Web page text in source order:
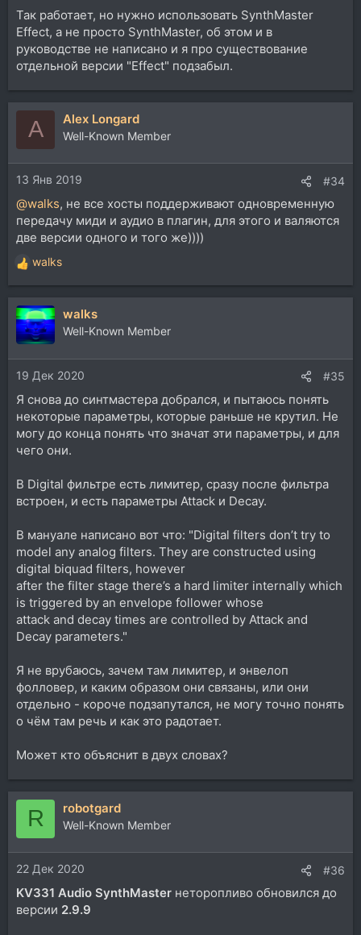
Так работает, но нужно использовать SynthMaster
Effect, а не просто SynthMaster, об этом и в
руководстве не написано и я про существование
отдельной версии "Effect" подзабыл.
A Alex Longard
Well-Known Member
13 Янв 2019 #34
@walks, не все хосты поддерживают одновременную
передачу миди и аудио в плагин, для этого и валяются
две версии одного и того же))))
Р
е
а
к
ц
и
и
:
walks
walks
Well-Known Member
19 Дек 2020 #35
Я снова до синтмастера добрался, и пытаюсь понять
некоторые параметры, которые раньше не крутил. Не
могу до конца понять что значат эти параметры, и для
чего они.
В Digital фильтре есть лимитер, сразу после фильтра
встроен, и есть параметры Attack и Decay.
В мануале написано вот что: "Digital filters don’t try to
model any analog filters. They are constructed using
digital biquad filters, however
after the filter stage there’s a hard limiter internally which
is triggered by an envelope follower whose
attack and decay times are controlled by Attack and
Decay parameters."
Я не врубаюсь, зачем там лимитер, и энвелоп
фолловер, и каким образом они связаны, или они
отдельно - короче подзапутался, не могу точно понять
о чём там речь и как это радотает.
Может кто объяснит в двух словах?
R robotgard
Well-Known Member
22 Дек 2020 #36
KV331 Audio SynthMaster неторопливо обновился до
версии 2.9.9